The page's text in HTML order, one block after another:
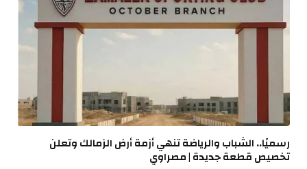
رسميًا.. الشباب والرياضة تنهي أزمة أرض الزمالك وتعلن
تخصيص قطعة جديدة | مصراوي